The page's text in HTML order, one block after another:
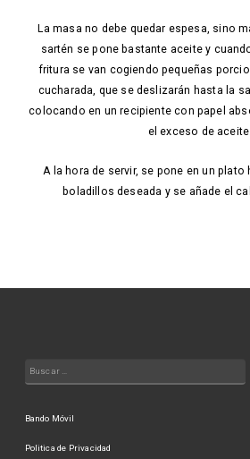
La masa no debe quedar espesa, sino
sartén se pone bastante aceite y
fritura se van cogiendo pequeñas
cucharada, que se deslizarán hasta la
colocando en un recipiente con papel
el exceso de
A la hora de servir, se pone en un
boladillos deseada y se añade el
Bando Móvil
Politica de Privacidad